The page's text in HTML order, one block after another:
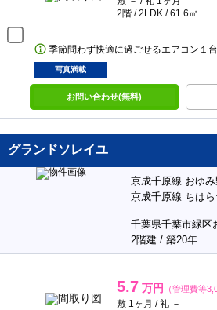
2階 / 2LDK / 61.6㎡
季節問わず快適に過ごせるエアコン１
写真満載
お問い合わせ(無料)
グランドソレイユ
京成千原線 おゆ
京成千原線 ちは
千葉県千葉市緑区
2階建 / 築20年
5.7 万円 （管理費等
敷 1ヶ月 / 礼 －